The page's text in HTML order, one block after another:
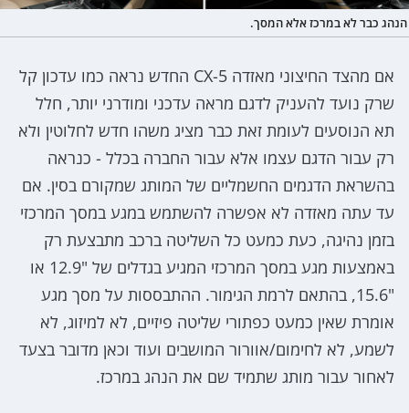
הנהג כבר לא במרכז אלא המסך.
אם מהצד החיצוני מאזדה CX-5 החדש נראה כמו עדכון קל
שרק נועד להעניק לדגם מראה עדכני ומודרני יותר, חלל
תא הנוסעים לעומת זאת כבר מציג משהו חדש לחלוטין ולא
רק עבור הדגם עצמו אלא עבור החברה בכלל - כנראה
בהשראת הדגמים החשמליים של המותג שמקורם בסין. אם
עד עתה מאזדה לא אפשרה להשתמש במגע במסך המרכזי
בזמן נהיגה, כעת כמעט כל השליטה ברכב מתבצעת רק
באמצעות מגע במסך המרכזי המגיע בגדלים של "12.9 או
"15.6, בהתאם לרמת הגימור. ההתבססות על מסך מגע
אומרת שאין כמעט כפתורי שליטה פיזיים, לא למיזוג, לא
לשמע, לא לחימום/אוורור המושבים ועוד וכאן מדובר בצעד
לאחור עבור מותג שתמיד שם את הנהג במרכז.